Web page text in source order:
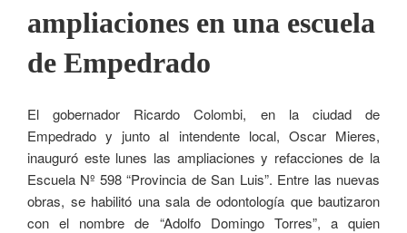
ampliaciones en una escuela
de Empedrado
El gobernador Ricardo Colombi, en la ciudad de
Empedrado y junto al intendente local, Oscar Mieres,
inauguró este lunes las ampliaciones y refacciones de la
Escuela Nº 598 “Provincia de San Luis”. Entre las nuevas
obras, se habilitó una sala de odontología que bautizaron
con el nombre de “Adolfo Domingo Torres”, a quien